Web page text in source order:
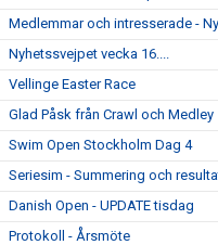
Medlemmar och intresserade -
Nyhetssvejpet vecka 16....
Vellinge Easter Race
Glad Påsk från Crawl och Medley
Swim Open Stockholm Dag 4
Seriesim - Summering och
Danish Open - UPDATE tisdag
Protokoll - Årsmöte